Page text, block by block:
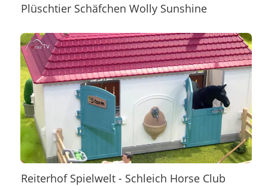
Plüschtier Schäfchen Wolly Sunshine
Reiterhof Spielwelt - Schleich Horse Club